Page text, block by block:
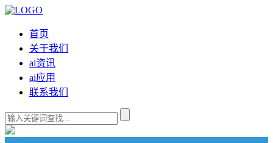
首页
关于我们
ai资讯
ai应用
联系我们